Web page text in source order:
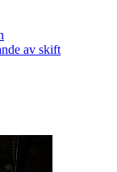
av skift